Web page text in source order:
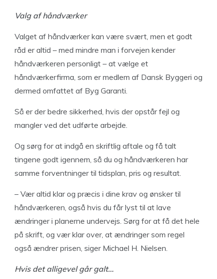
Valg af håndværker
Valget af håndværker kan være svært, men et godt
råd er altid – med mindre man i forvejen kender
håndværkeren personligt – at vælge et
håndværkerfirma, som er medlem af Dansk Byggeri og
dermed omfattet af Byg Garanti.
Så er der bedre sikkerhed, hvis der opstår fejl og
mangler ved det udførte arbejde.
Og sørg for at indgå en skriftlig aftale og få talt
tingene godt igennem, så du og håndværkeren har
samme forventninger til tidsplan, pris og resultat.
– Vær altid klar og præcis i dine krav og ønsker til
håndværkeren, også hvis du får lyst til at lave
ændringer i planerne undervejs. Sørg for at få det hele
på skrift, og vær klar over, at ændringer som regel
også ændrer prisen, siger Michael H. Nielsen.
Hvis det alligevel går galt…